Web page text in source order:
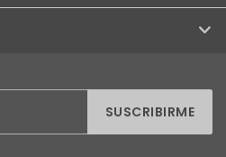
SUSCRIBIRME